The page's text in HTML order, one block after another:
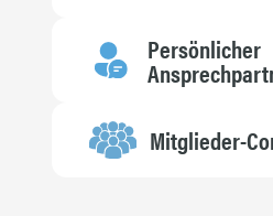
Persönlicher
Mitglieder-